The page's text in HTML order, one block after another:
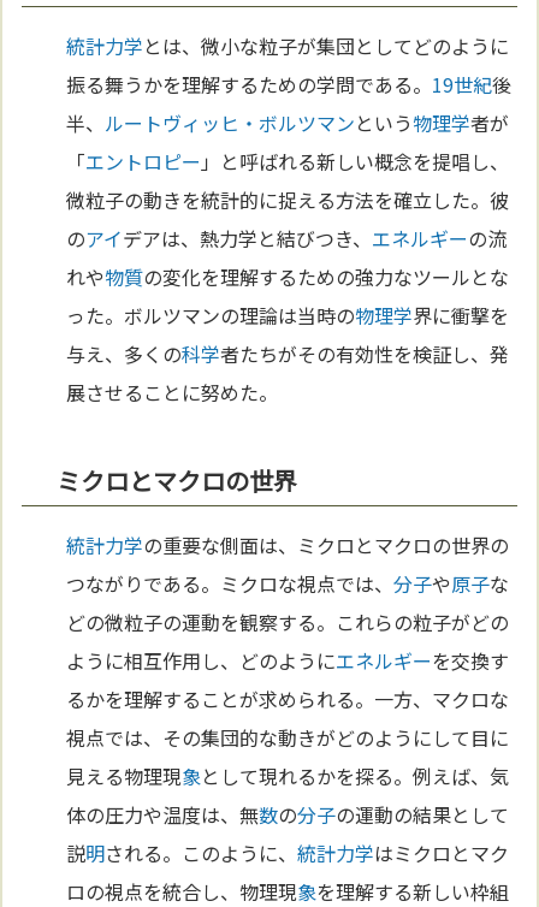
統計力学とは、微小な粒子が集団としてどのように
振る舞うかを理解するための学問である。 19世紀後
半、 ルートヴィッヒ・ボルツマンという物理学者が
「エントロピー 」と呼ばれる新しい概念を提唱し、
微粒子の動きを統計的に捉える方法を確立した。彼
のアイデアは、熱力学と結びつき、 エネルギーの流
れや物質の変化を理解するための強力なツールとな
った。ボルツマンの理論は当時の物理学界に衝撃を
与え、多くの科学者たちがその有効性を検証し、発
展させることに努めた。
ミクロとマクロの世界
統計力学の重要な側面は、ミクロとマクロの世界の
つながりである。ミクロな視点では、分子や原子な
どの微粒子の運動を観察する。これらの粒子がどの
ように相互作用し、どのようにエネルギーを交換す
るかを理解することが求められる。一方、マクロな
視点では、その集団的な動きがどのようにして目に
見える物理現象として現れるかを探る。例えば、気
体の圧力や温度は、無数の分子の運動の結果として
説明される。このように、統計力学はミクロとマク
ロの視点を統合し、物理現象を理解する新しい枠組